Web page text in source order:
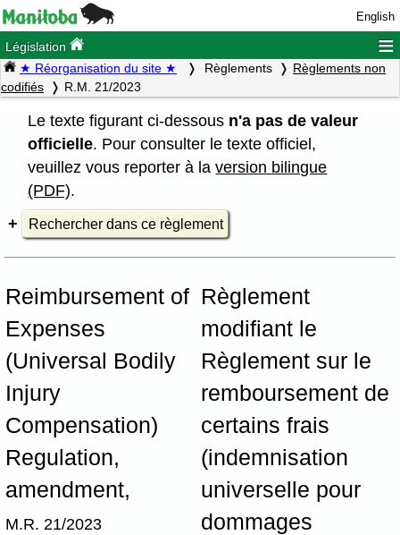
English
Législation ≡
★ Réorganisation du site ★ Règlements
Règlements non
codifiés
R.M. 21/2023
Le texte figurant ci-dessous n'a pas de valeur
officielle. Pour consulter le texte officiel,
veuillez vous reporter à laversion bilingue
(PDF).
Rechercher dans ce règlement
Reimbursement of
Expenses
(Universal Bodily
Injury
Compensation)
Regulation,
amendment,
M.R. 21/2023
Règlement
modifiant le
Règlement sur le
remboursement de
certains frais
(indemnisation
universelle pour
dommages